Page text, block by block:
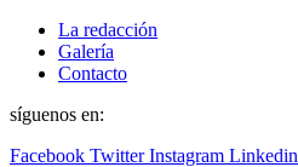
La redacción
Galería
Contacto
síguenos en:
Facebook Twitter Instagram Linkedin